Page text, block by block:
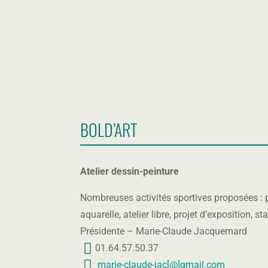
BOLD’ART
Atelier dessin-peinture
Nombreuses activités sportives proposées :
aquarelle, atelier libre, projet d’exposition,
Présidente – Marie-Claude Jacquemard
m
01.64.57.50.37
marie-claude-jac[@]gmail.com